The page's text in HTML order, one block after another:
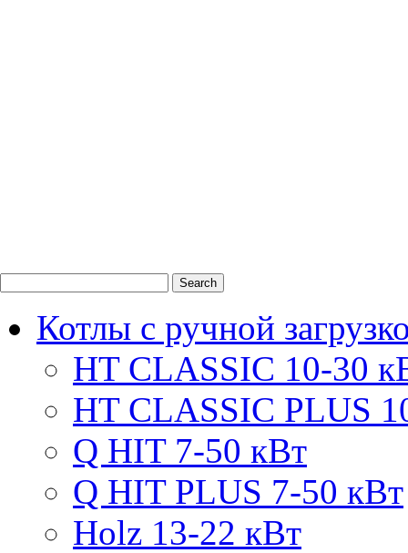
Котлы с ручной
HT CLASSIC 10-30
HT CLASSIC PLUS
Q HIT 7-50 кВт
Q HIT PLUS 7-50 кВт
Holz 13-22 кВт